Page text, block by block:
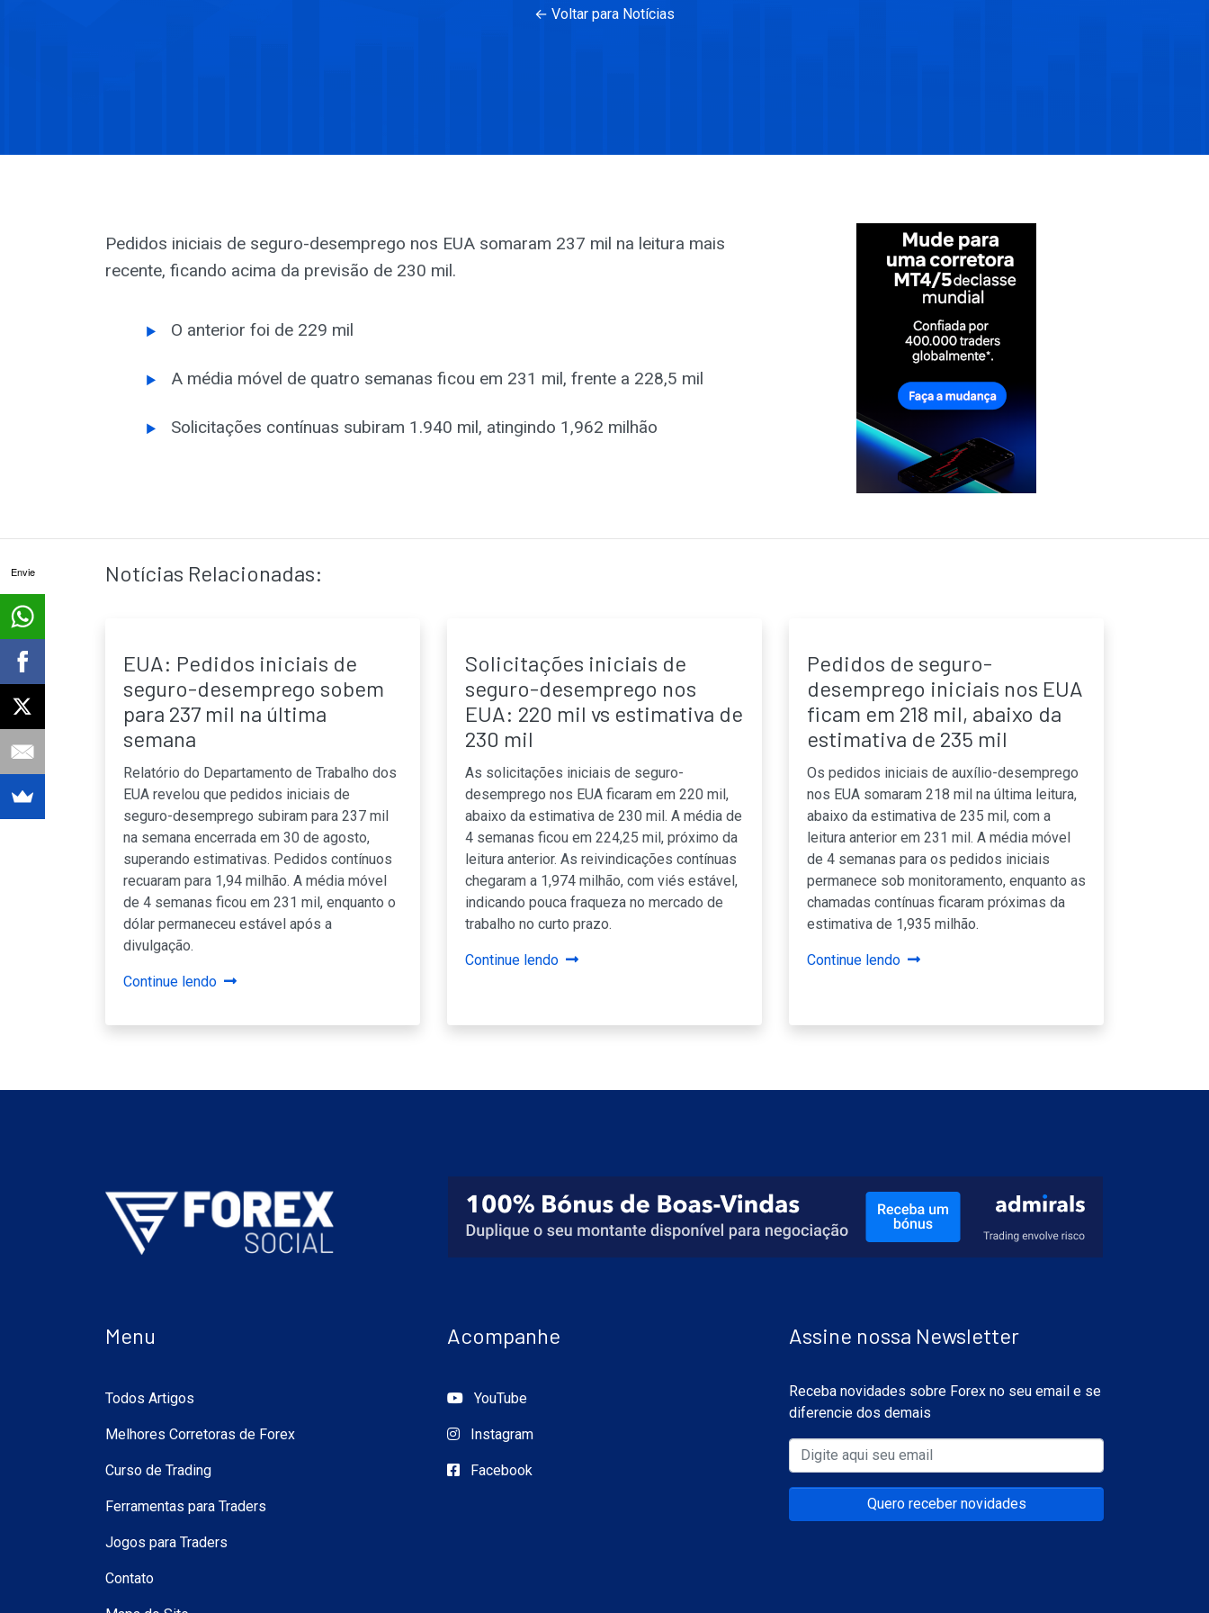
← Voltar para Notícias
Pedidos iniciais de seguro-desemprego nos EUA somaram 237 mil na leitura mais
recente, ficando acima da previsão de 230 mil.
O anterior foi de 229 mil
A média móvel de quatro semanas ficou em 231 mil, frente a 228,5 mil
Solicitações contínuas subiram 1.940 mil, atingindo 1,962 milhão
Notícias Relacionadas:
EUA: Pedidos iniciais de
seguro-desemprego sobem
para 237 mil na última
semana
Relatório do Departamento de Trabalho dos
EUA revelou que pedidos iniciais de
seguro-desemprego subiram para 237 mil
na semana encerrada em 30 de agosto,
superando estimativas. Pedidos contínuos
recuaram para 1,94 milhão. A média móvel
de 4 semanas ficou em 231 mil, enquanto o
dólar permaneceu estável após a
divulgação.
Continue lendo
Solicitações iniciais de
seguro-desemprego nos
EUA: 220 mil vs estimativa de
230 mil
As solicitações iniciais de seguro-
desemprego nos EUA ficaram em 220 mil,
abaixo da estimativa de 230 mil. A média de
4 semanas ficou em 224,25 mil, próximo da
leitura anterior. As reivindicações contínuas
chegaram a 1,974 milhão, com viés estável,
indicando pouca fraqueza no mercado de
trabalho no curto prazo.
Continue lendo
Pedidos de seguro-
desemprego iniciais nos EUA
ficam em 218 mil, abaixo da
estimativa de 235 mil
Os pedidos iniciais de auxílio-desemprego
nos EUA somaram 218 mil na última leitura,
abaixo da estimativa de 235 mil, com a
leitura anterior em 231 mil. A média móvel
de 4 semanas para os pedidos iniciais
permanece sob monitoramento, enquanto as
chamadas contínuas ficaram próximas da
estimativa de 1,935 milhão.
Continue lendo
Menu
Todos Artigos
Melhores Corretoras de Forex
Curso de Trading
Ferramentas para Traders
Jogos para Traders
Contato
Acompanhe
YouTube
Instagram
Facebook
Assine nossa Newsletter
Receba novidades sobre Forex no seu email e se
diferencie dos demais
Quero receber novidades
Envie